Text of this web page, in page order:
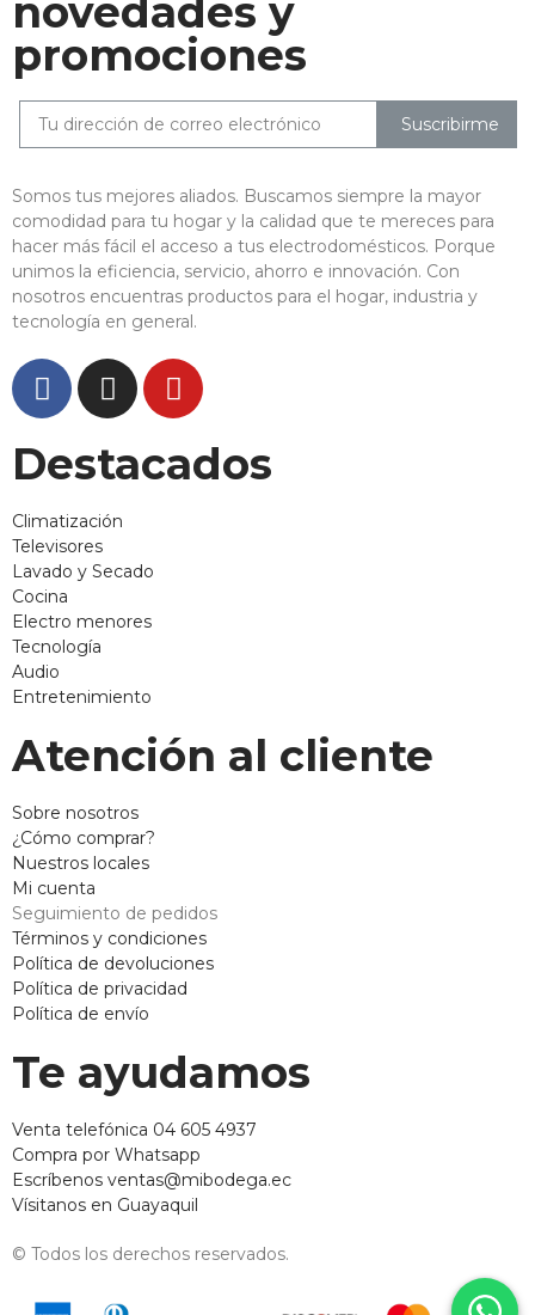
novedades y
promociones
Suscribirme
Somos tus mejores aliados. Buscamos siempre la mayor
comodidad para tu hogar y la calidad que te mereces para
hacer más fácil el acceso a tus electrodomésticos. Porque
unimos la eficiencia, servicio, ahorro e innovación. Con
nosotros encuentras productos para el hogar, industria y
tecnología en general.
Destacados
Climatización
Televisores
Lavado y Secado
Cocina
Electro menores
Tecnología
Audio
Entretenimiento
Atención al cliente
Sobre nosotros
¿Cómo comprar?
Nuestros locales
Mi cuenta
Seguimiento de pedidos
Términos y condiciones
Política de devoluciones
Política de privacidad
Política de envío
Te ayudamos
Venta telefónica 04 605 4937
Compra por Whatsapp
Escríbenos ventas@mibodega.ec
Vísitanos en Guayaquil
© Todos los derechos reservados.